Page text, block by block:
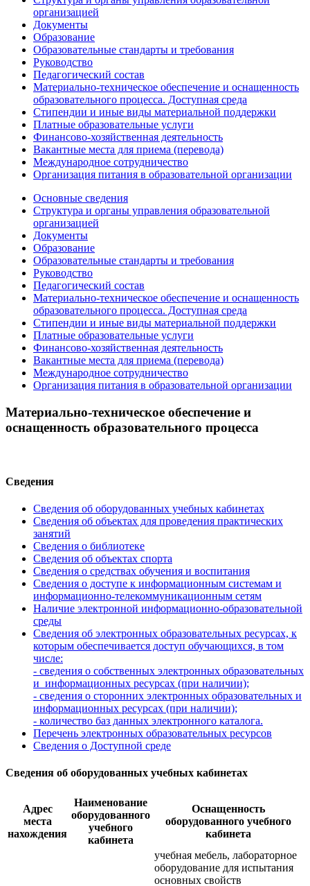
организацией
Документы
Образование
Образовательные стандарты и требования
Руководство
Педагогический состав
Материально-техническое обеспечение и оснащенность
образовательного процесса. Доступная среда
Стипендии и иные виды материальной поддержки
Платные образовательные услуги
Финансово-хозяйственная деятельность
Вакантные места для приема (перевода)
Международное сотрудничество
Организация питания в образовательной организации
Основные сведения
Структура и органы управления образовательной
организацией
Документы
Образование
Образовательные стандарты и требования
Руководство
Педагогический состав
Материально-техническое обеспечение и оснащенность
образовательного процесса. Доступная среда
Стипендии и иные виды материальной поддержки
Платные образовательные услуги
Финансово-хозяйственная деятельность
Вакантные места для приема (перевода)
Международное сотрудничество
Организация питания в образовательной организации
Материально-техническое обеспечение и
оснащенность образовательного процесса
Сведения
Сведения об оборудованных учебных кабинетах
Сведения об объектах для проведения практических
занятий
Сведения о библиотеке
Сведения об объектах спорта
Сведения о средствах обучения и воспитания
Сведения о доступе к информационным системам и
информационно-телекоммуникационным сетям
Наличие электронной информационно-образовательной
среды
Сведения об электронных образовательных ресурсах, к
которым обеспечивается доступ обучающихся, в том
числе:
- сведения о собственных электронных образовательных
и информационных ресурсах (при наличии);
- сведения о сторонних электронных образовательных и
информационных ресурсах (при наличии);
- количество баз данных электронного каталога.
Перечень электронных образовательных ресурсов
Сведения о Доступной среде
Сведения об оборудованных учебных кабинетах
Адрес
места
нахождения
Наименование
оборудованного
учебного
кабинета
Оснащенность
оборудованного учебного
кабинета
учебная мебель, лабораторное
оборудование для испытания
основных свойств